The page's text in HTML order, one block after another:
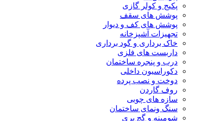
پکیج و کولر گازی
پوشش های سقف
پوشش های کف و دیوار
تجهیزات آشپزخانه
خاک برداری و گود برداری
داربست های فلزی
درب و پنجره ساختمان
دکوراسیون داخلی
دوخت و نصب پرده
روف گاردن
سازه های چوبی
سنگ ونمای ساختمان
شومینه و گچ بری